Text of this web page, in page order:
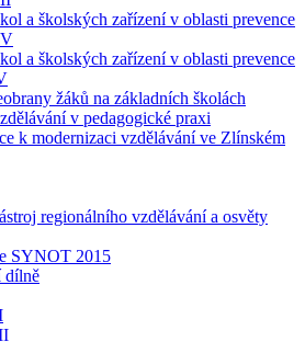
a školských zařízení v oblasti prevence
a školských zařízení v oblasti prevence
žáků na základních školách
v pedagogické praxi
k modernizaci vzdělávání ve Zlínském
regionálního vzdělávání a osvěty
SYNOT 2015
dílně